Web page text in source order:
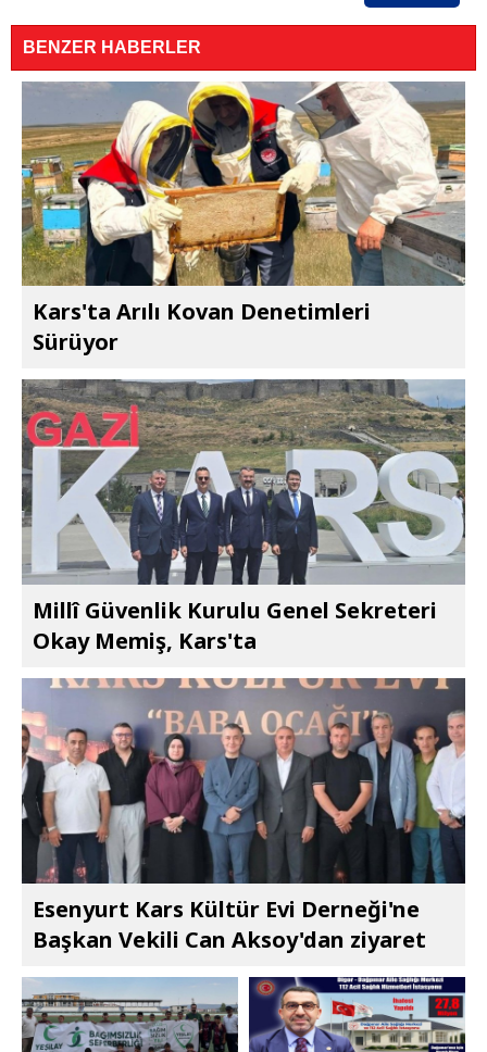
BENZER HABERLER
Kars'ta Arılı Kovan Denetimleri
Sürüyor
Millî Güvenlik Kurulu Genel Sekreteri
Okay Memiş, Kars'ta
Esenyurt Kars Kültür Evi Derneği'ne
Başkan Vekili Can Aksoy'dan ziyaret